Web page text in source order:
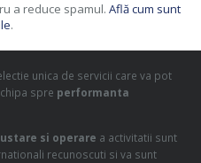
a reduce spamul. Află cum sunt
.
unica de servicii care va pot
spre performanta
si operare a activitatii sunt
recunoscuti si va sunt